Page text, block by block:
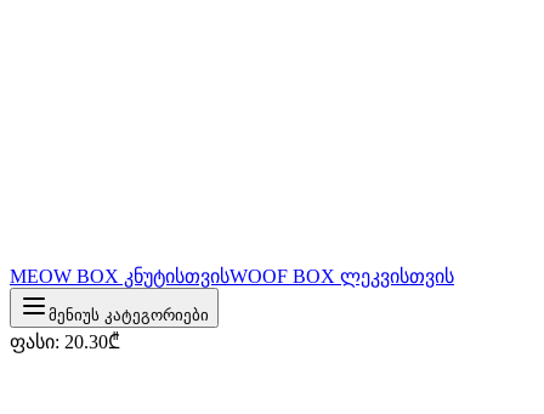
MEOW BOX კნუტისთვისWOOF BOX ლეკვისთვის
მენიუს კატეგორიები
ფასი: 20.30₾